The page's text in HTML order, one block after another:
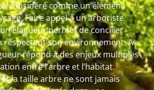
considéré comme un élément
Faire appel à un arboriste
Élagueur permet de concilier
respectant son environnement. A
répond à des enjeux multiples
entre l’arbre et l’habitat.
et la taille arbre ne sont jamais